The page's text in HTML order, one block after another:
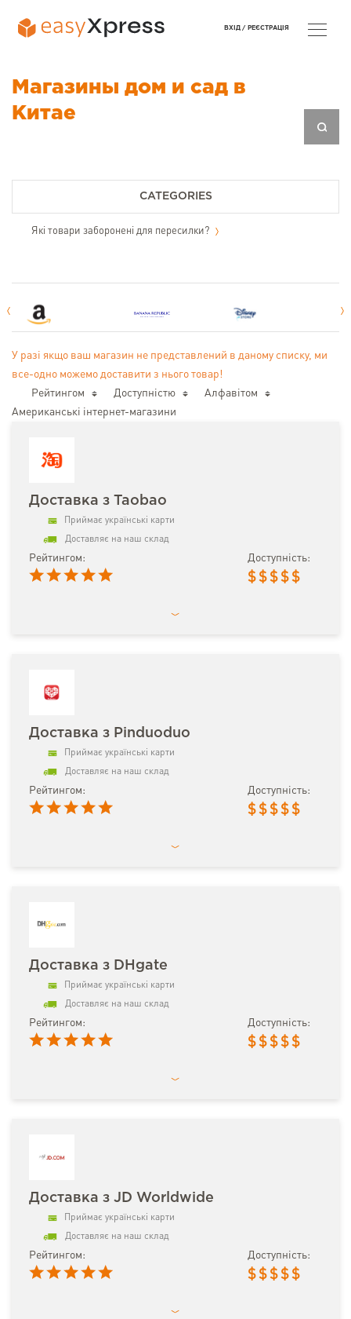
Магазины дом и сад в
Китае
CATEGORIES
Які товари заборонені для пересилки?
У разі якщо ваш магазин не представлений в даному списку, ми
все-одно можемо доставити з нього товар!
Рейтингом
Доступністю
Алфавітом
Американські інтернет-магазини
Доставка з Taobao
Приймає українські карти
Доставляє на наш склад
Рейтингом: Доступність:
$ $ $ $ $
Доставка з Pinduoduo
Приймає українські карти
Доставляє на наш склад
Рейтингом: Доступність:
$ $ $ $ $
Доставка з DHgate
Приймає українські карти
Доставляє на наш склад
Рейтингом: Доступність:
$ $ $ $ $
Доставка з JD Worldwide
Приймає українські карти
Доставляє на наш склад
Рейтингом: Доступність:
$ $ $ $ $
ВХІД / РЕЄСТРАЦІЯ